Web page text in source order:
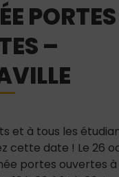
PORTES
–
et à tous les
cette date ! Le 26
portes ouvertes à